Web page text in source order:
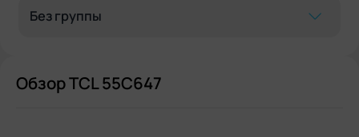
Без группы
Обзор TCL 55C647